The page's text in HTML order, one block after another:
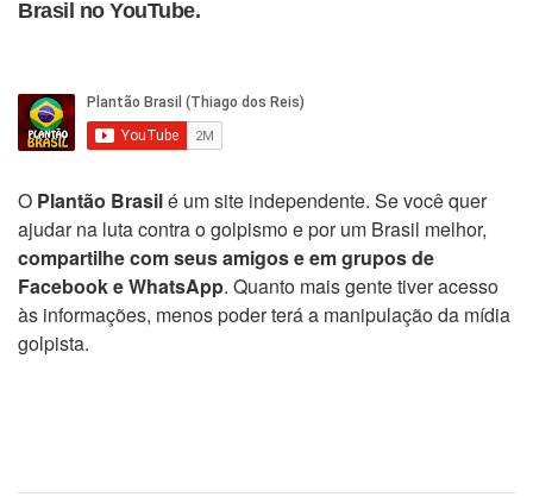
Brasil no YouTube.
O Plantão Brasilé um site independente. Se você quer
ajudar na luta contra o golpismo e por um Brasil melhor,
compartilhe com seus amigos e em grupos de
Facebook e WhatsApp. Quanto mais gente tiver acesso
às informações, menos poder terá a manipulação da mídia
golpista.